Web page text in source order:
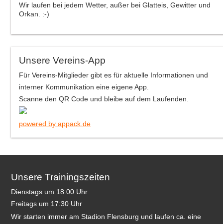
Wir laufen bei jedem Wetter, außer bei Glatteis, Gewitter und
Orkan. :-)
Unsere Vereins-App
Für Vereins-Mitglieder gibt es für aktuelle Informationen und
interner Kommunikation eine eigene App.
Scanne den QR Code und bleibe auf dem Laufenden.
powered by appack.de
Unsere Trainingszeiten
Dienstags um 18:00 Uhr
Freitags um 17:30 Uhr
Wir starten immer am Stadion Flensburg und laufen ca. eine